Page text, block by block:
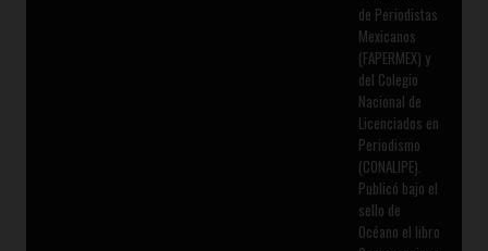
de Periodistas
Mexicanos
(FAPERMEX) y
del Colegio
Nacional de
Licenciados en
Periodismo
(CONALIPE).
Publicó bajo el
sello de
Océano el libro